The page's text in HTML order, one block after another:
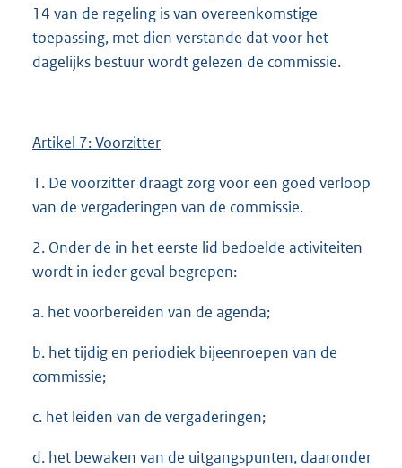
14 van de regeling is van overeenkomstige
toepassing, met dien verstande dat voor het
dagelijks bestuur wordt gelezen de commissie.
Artikel 7: Voorzitter
1. De voorzitter draagt zorg voor een goed verloop
van de vergaderingen van de commissie.
2. Onder de in het eerste lid bedoelde activiteiten
wordt in ieder geval begrepen:
a. het voorbereiden van de agenda;
b. het tijdig en periodiek bijeenroepen van de
commissie;
c. het leiden van de vergaderingen;
d. het bewaken van de uitgangspunten, daaronder